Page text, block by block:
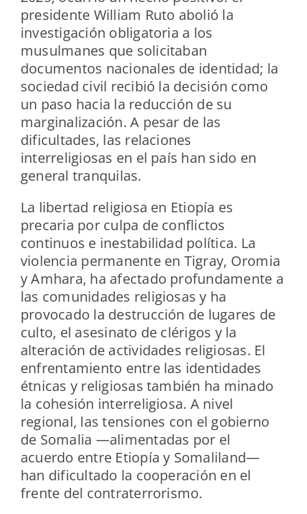
presidente William Ruto abolió la
investigación obligatoria a los
musulmanes que solicitaban
documentos nacionales de identidad; la
sociedad civil recibió la decisión como
un paso hacia la reducción de su
marginalización. A pesar de las
dificultades, las relaciones
interreligiosas en el país han sido en
general tranquilas.
La libertad religiosa en Etiopía es
precaria por culpa de conflictos
continuos e inestabilidad política. La
violencia permanente en Tigray, Oromia
y Amhara, ha afectado profundamente a
las comunidades religiosas y ha
provocado la destrucción de lugares de
culto, el asesinato de clérigos y la
alteración de actividades religiosas. El
enfrentamiento entre las identidades
étnicas y religiosas también ha minado
la cohesión interreligiosa. A nivel
regional, las tensiones con el gobierno
de Somalia —alimentadas por el
acuerdo entre Etiopía y Somaliland—
han dificultado la cooperación en el
frente del contraterrorismo.